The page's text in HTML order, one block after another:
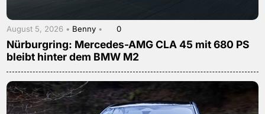
August 5, 2026 • Benny • 0
Nürburgring: Mercedes-AMG CLA 45 mit 680 PS
bleibt hinter dem BMW M2